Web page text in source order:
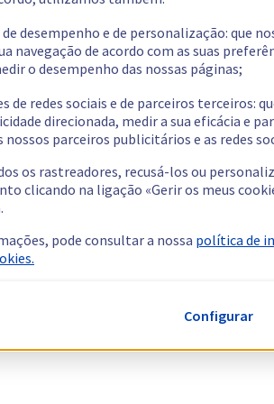
desempenho e de personalização: que
navegação de acordo com as suas
o desempenho das nossas páginas;
de redes sociais e de parceiros terceiros:
direcionada, medir a sua eficácia e
nossos parceiros publicitários e as redes
os rastreadores, recusá-los ou
clicando na ligação «Gerir os meus
pode consultar a nossa política de
Configurar